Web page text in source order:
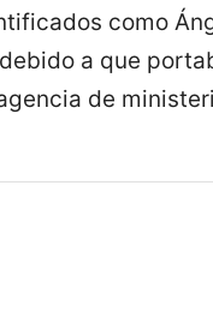
como
a que
de